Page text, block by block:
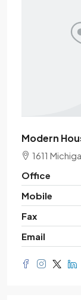
Modern
1611
Office
Mobile
Fax
Email